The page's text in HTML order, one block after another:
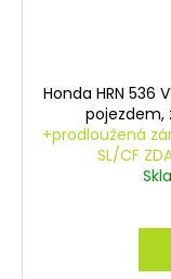
Honda HRN 536
pojezdem,
+prodloužená
SL/CF